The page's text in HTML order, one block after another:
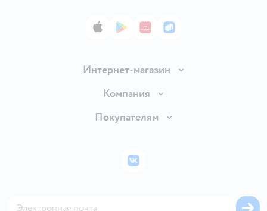
App StoreGoogle Play
AppGallery
RuStore
Интернет-магазин
Доставка и оплата
Правила продажи
Политика использования файлов cookie
Компания
Вакансии
Покупателям
Бонусные карты
ВКонтакте